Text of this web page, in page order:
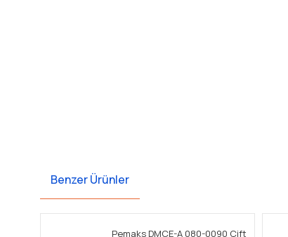
Benzer Ürünler
Pemaks DMCE-A 080-0090 Çift